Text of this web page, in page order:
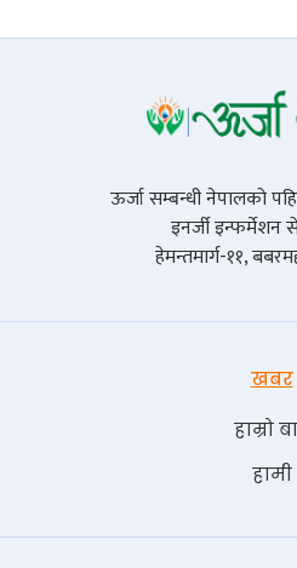
ऊर्जा सम्बन्धी नेपालको
इनर्जी इन्फर्मेशन
हेमन्तमार्ग-११,
खबर
हाम्रो
हामी